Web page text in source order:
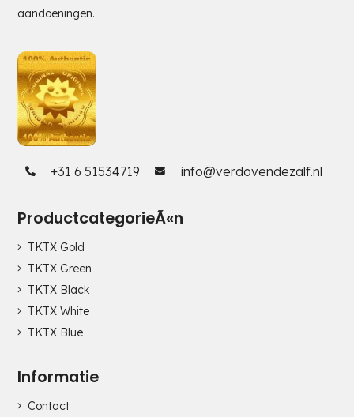
aandoeningen.
+31 6 51534719 info@verdovendezalf.nl
ProductcategorieÃ«n
TKTX Gold
TKTX Green
TKTX Black
TKTX White
TKTX Blue
Informatie
Contact